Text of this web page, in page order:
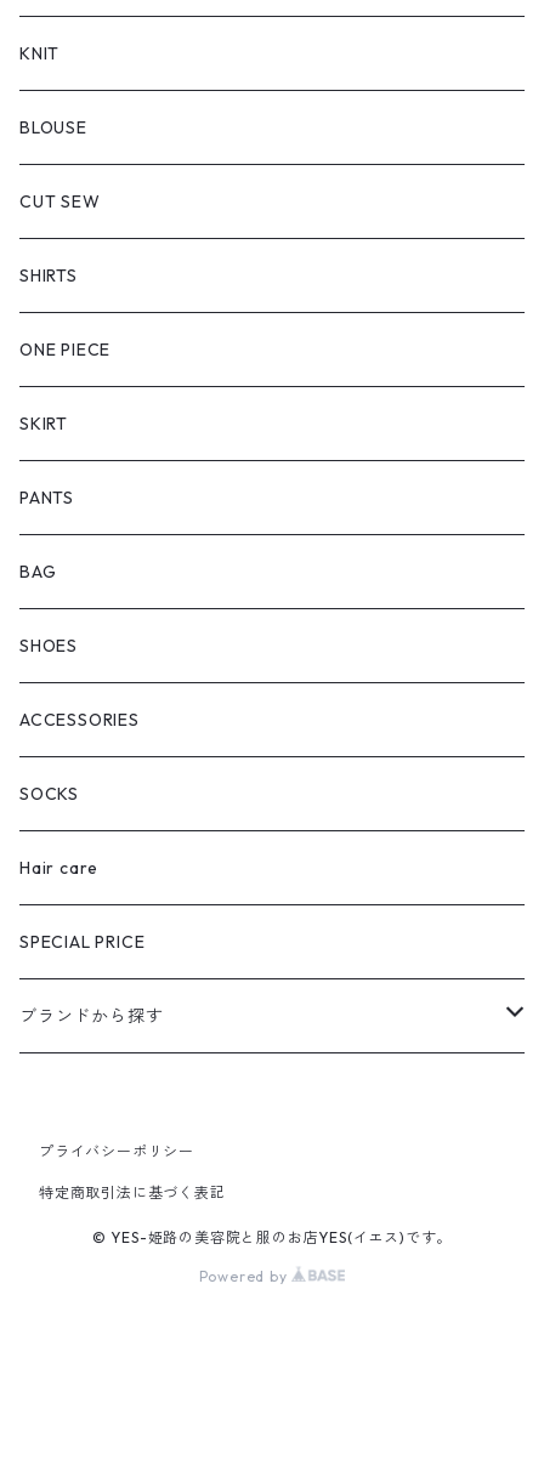
KNIT
BLOUSE
CUT SEW
SHIRTS
ONE PIECE
SKIRT
PANTS
BAG
SHOES
ACCESSORIES
SOCKS
Hair care
SPECIAL PRICE
ブランドから探す
CURRENTAGE
Ines Bressand
プライバシーポリシー
特定商取引法に基づく表記
© YES-姫路の美容院と服のお店YES(イエス)です。
Powered by